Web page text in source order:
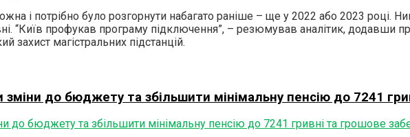
і потрібно було розгорнути набагато раніше – ще у 2022 або 2023 році.
“Київ профукав програму підключення”, – резюмував аналітик, додавши
захист магістральних підстанцій.
до бюджету та збільшити мінімальну пенсію до 7241